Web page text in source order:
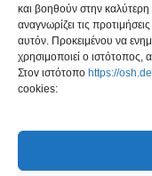
και βοηθούν στην καλύτερη
αναγνωρίζει τις
αυτόν. Προκειμένου να
χρησιμοποιεί ο ιστότοπος,
Στοv ιστότοπο https://
cookies:
Προσωπικών